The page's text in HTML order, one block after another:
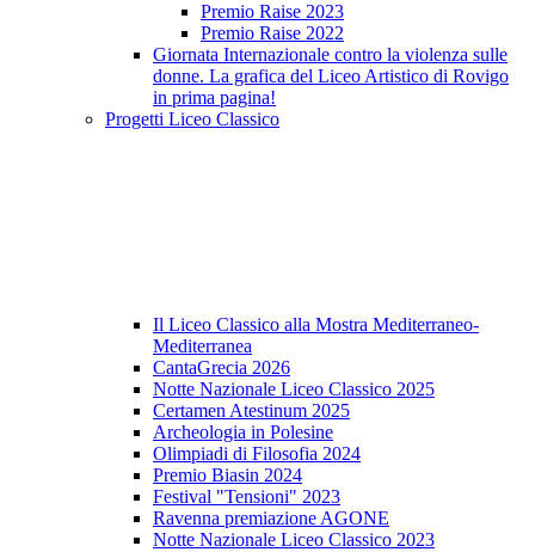
Premio Raise 2023
Premio Raise 2022
Giornata Internazionale contro la violenza sulle
donne. La grafica del Liceo Artistico di Rovigo
in prima pagina!
Progetti Liceo Classico
Il Liceo Classico alla Mostra Mediterraneo-
Mediterranea
CantaGrecia 2026
Notte Nazionale Liceo Classico 2025
Certamen Atestinum 2025
Archeologia in Polesine
Olimpiadi di Filosofia 2024
Premio Biasin 2024
Festival "Tensioni" 2023
Ravenna premiazione AGONE
Notte Nazionale Liceo Classico 2023